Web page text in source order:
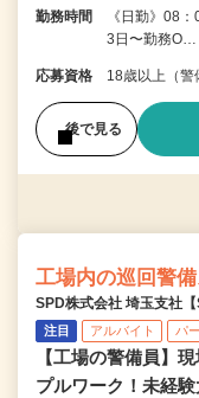
勤務時間
《日勤》08
3日〜勤務O…
応募資格 18歳以上（警
後で見る
工場内の巡回警
SPD株式会社 埼玉支社【
注目 アルバイト パ
【工場の警備員】
プルワーク！未経験